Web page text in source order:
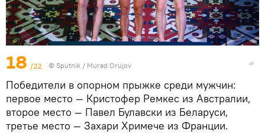
18 /22 © Sputnik / Murad Orujov
Победители в опорном прыжке среди мужчин:
первое место — Кристофер Ремкес из Австралии,
второе место — Павел Булавски из Беларуси,
третье место — Захари Хримече из Франции.